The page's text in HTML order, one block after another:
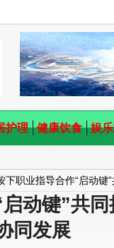
护理 健康饮食 娱
下职业指导合作“启动
动键”共
同发展